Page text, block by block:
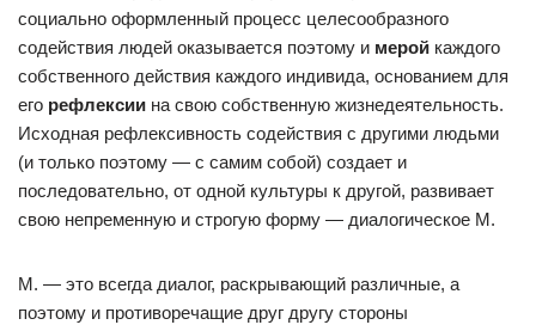
социально оформленный процесс целесообразного
содействия людей оказывается поэтому и мерой каждого
собственного действия каждого индивида, основанием для
его рефлексии на свою собственную жизнедеятельность.
Исходная рефлексивность содействия с другими людьми
(и только поэтому — с самим собой) создает и
последовательно, от одной культуры к другой, развивает
свою непременную и строгую форму — диалогическое М.
М. — это всегда диалог, раскрывающий различные, а
поэтому и противоречащие друг другу стороны